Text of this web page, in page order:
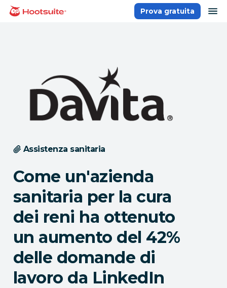
Salta
Homepage
Prova gratuita
Assistenza sanitaria
Come un'azienda
sanitaria per la cura
dei reni ha ottenuto
un aumento del 42%
delle domande di
lavoro da LinkedIn